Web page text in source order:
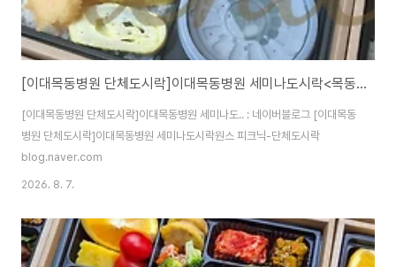
[이대목동병원 단체도시락]이대목동병원 세미나도시락<목동도시락/단체도시락/도시락케이터링:원스피크닉>
[이대목동병원 단체도시락]이대목동병원 세미나도.. : 네이버블로그 [이대목동
병원 단체도시락]이대목동병원 세미나도시락원스 피크닉-단체도시락
blog.naver.com
2026. 8. 7.